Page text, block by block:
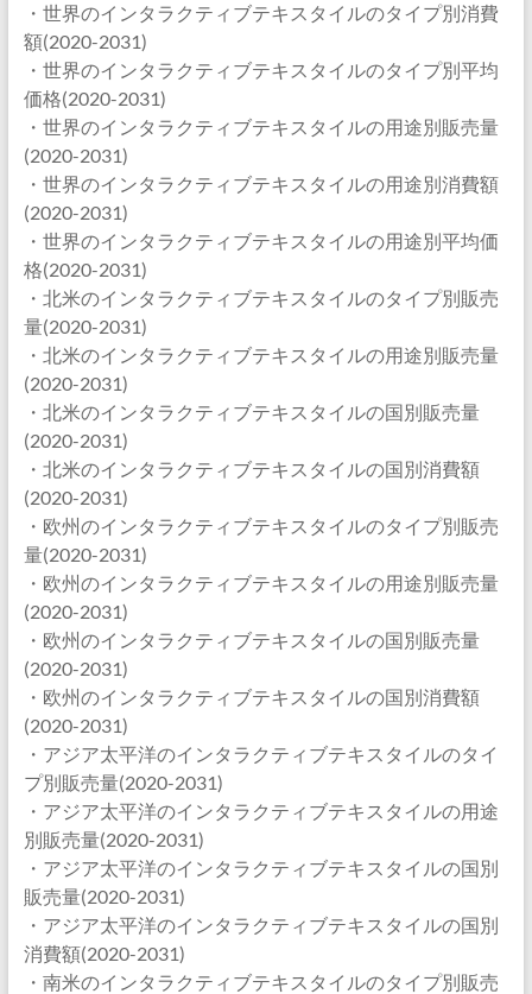
・世界のインタラクティブテキスタイルのタイプ別消費
額(2020-2031)
・世界のインタラクティブテキスタイルのタイプ別平均
価格(2020-2031)
・世界のインタラクティブテキスタイルの用途別販売量
(2020-2031)
・世界のインタラクティブテキスタイルの用途別消費額
(2020-2031)
・世界のインタラクティブテキスタイルの用途別平均価
格(2020-2031)
・北米のインタラクティブテキスタイルのタイプ別販売
量(2020-2031)
・北米のインタラクティブテキスタイルの用途別販売量
(2020-2031)
・北米のインタラクティブテキスタイルの国別販売量
(2020-2031)
・北米のインタラクティブテキスタイルの国別消費額
(2020-2031)
・欧州のインタラクティブテキスタイルのタイプ別販売
量(2020-2031)
・欧州のインタラクティブテキスタイルの用途別販売量
(2020-2031)
・欧州のインタラクティブテキスタイルの国別販売量
(2020-2031)
・欧州のインタラクティブテキスタイルの国別消費額
(2020-2031)
・アジア太平洋のインタラクティブテキスタイルのタイ
プ別販売量(2020-2031)
・アジア太平洋のインタラクティブテキスタイルの用途
別販売量(2020-2031)
・アジア太平洋のインタラクティブテキスタイルの国別
販売量(2020-2031)
・アジア太平洋のインタラクティブテキスタイルの国別
消費額(2020-2031)
・南米のインタラクティブテキスタイルのタイプ別販売